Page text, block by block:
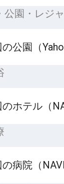
公園・レジ
公園（
ホテル（
病院（